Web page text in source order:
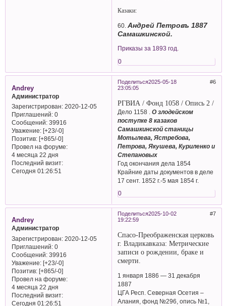
Казаки:
60. Андрей Петровъ 1887
Самашкинской.
Приказы за 1893 год.
0
Поделиться 6
2025-05-18
23:05:05
Andrey
Администратор
Зарегистрирован: 2020-12-05
Приглашений:0
Сообщений:39916
Уважение: [+23/-0]
Позитив: [+865/-0]
Провел на форуме:
4 месяца 22 дня
Последний визит:
Сегодня 01:26:51
РГВИА / Фонд 1058 / Опись 2 /
Дело 1158 .О злодейском
поступке 8 казаков
Самашкинской станицы
Мотылева, Ястребова,
Петрова, Якушева, Куриленко и
Степановых
Год окончания дела 1854
Крайние даты документов в деле
17 сент. 1852 г.-5 мая 1854 г.
0
Поделиться 7
2025-10-02
19:22:59
Andrey
Администратор
Зарегистрирован: 2020-12-05
Приглашений:0
Сообщений:39916
Уважение: [+23/-0]
Позитив: [+865/-0]
Провел на форуме:
4 месяца 22 дня
Последний визит:
Сегодня 01:26:51
Спасо-Преображенская церковь
г. Владикавказа: Метрические
записи о рождении, браке и
смерти.
1 января 1886 — 31 декабря
1887
ЦГА Респ. Северная Осетия –
Алания, фонд №296, опись №1,